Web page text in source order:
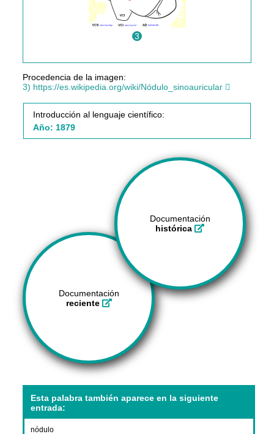
3
Procedencia de la imagen:
3) https://es.wikipedia.org/wiki/Nódulo_sinoauricular
Introducción al lenguaje científico:
Año: 1879
Documentación
histórica
Documentación
reciente
Esta palabra también aparece en la siguiente
entrada:
nódulo